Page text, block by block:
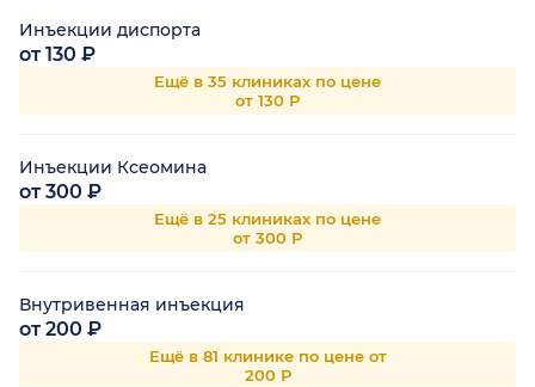
Инъекции диспорта
от 130 ₽
Ещё в 35 клиниках по цене
от 130 Р
Инъекции Ксеомина
от 300 ₽
Ещё в 25 клиниках по цене
от 300 Р
Внутривенная инъекция
от 200 ₽
Ещё в 81 клинике по цене от
200 Р